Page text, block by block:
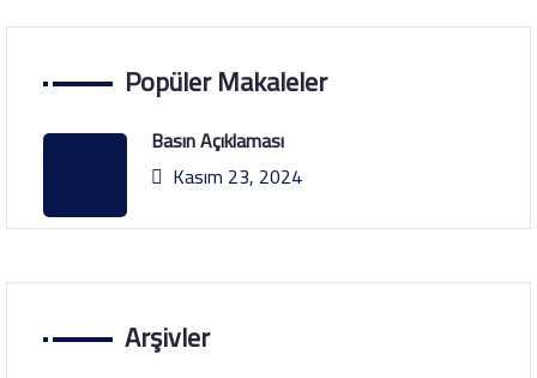
Popüler Makaleler
Basın Açıklaması
Kasım 23, 2024
Arşivler